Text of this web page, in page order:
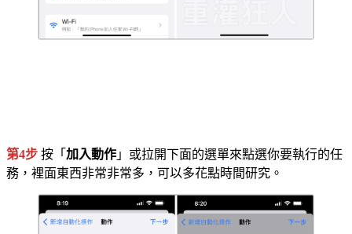
第4步 按「 加入動作 」或拉開下面的選單來點選你要執行的任
務，裡面東西非常非常多，可以多花點時間研究。